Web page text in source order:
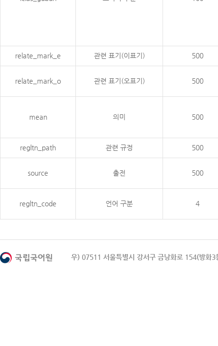
relate_mark_e 관련 표기(이표기) 500
relate_mark_o 관련 표기(오표기) 500
mean 의미 500
regltn_path 관련 규정 500
source 출전 500
regltn_code 언어 구분 4
우) 07511 서울특별시 강서구 금낭화로 154(방화3